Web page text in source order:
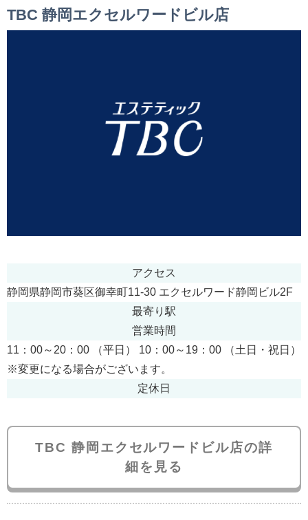
TBC 静岡エクセルワードビル店
アクセス
静岡県静岡市葵区御幸町11-30 エクセルワード静岡ビル2F
最寄り駅
営業時間
11：00～20：00 （平日） 10：00～19：00 （土日・祝日）
※変更になる場合がございます。
定休日
TBC 静岡エクセルワードビル店の詳
細を見る